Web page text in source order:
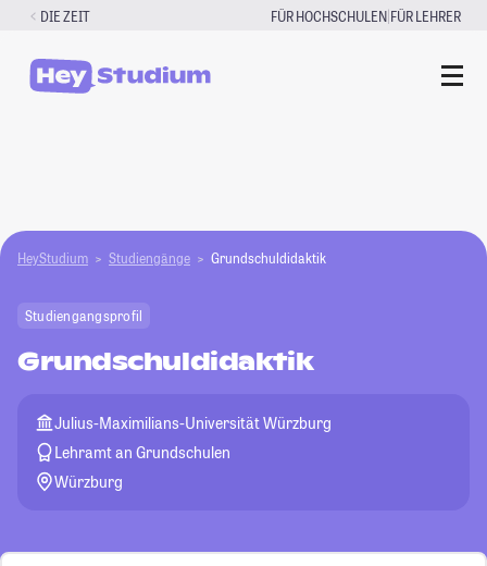
Zum
springen
DIE ZEIT FÜR HOCHSCHULEN|FÜR LEHRER
HeyStudium Studiengänge Grundschuldidaktik
Studiengangsprofil
Grundschuldidaktik
Julius-Maximilians-Universität Würzburg
Lehramt an Grundschulen
Würzburg